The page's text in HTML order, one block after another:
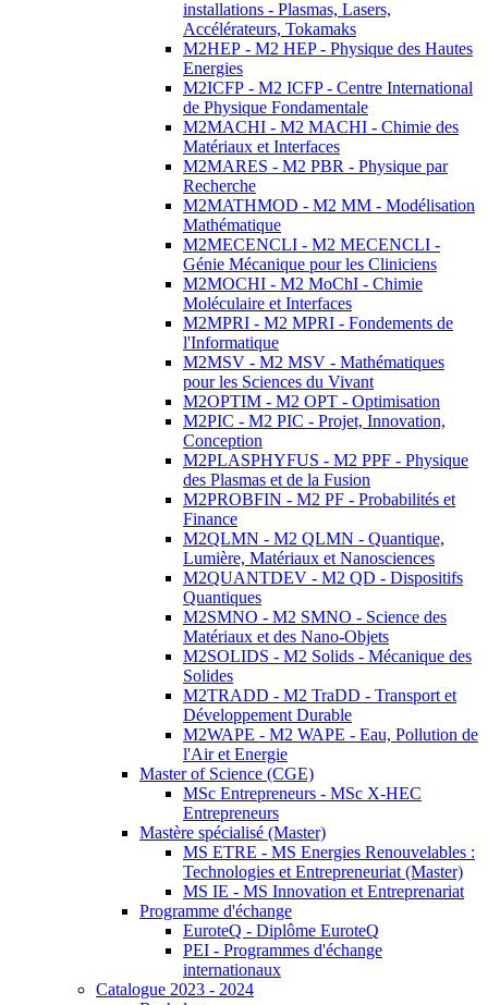
installations - Plasmas, Lasers,
Accélérateurs, Tokamaks
M2HEP - M2 HEP - Physique des Hautes
Energies
M2ICFP - M2 ICFP - Centre International
de Physique Fondamentale
M2MACHI - M2 MACHI - Chimie des
Matériaux et Interfaces
M2MARES - M2 PBR - Physique par
Recherche
M2MATHMOD - M2 MM - Modélisation
Mathématique
M2MECENCLI - M2 MECENCLI -
Génie Mécanique pour les Cliniciens
M2MOCHI - M2 MoChI - Chimie
Moléculaire et Interfaces
M2MPRI - M2 MPRI - Fondements de
l'Informatique
M2MSV - M2 MSV - Mathématiques
pour les Sciences du Vivant
M2OPTIM - M2 OPT - Optimisation
M2PIC - M2 PIC - Projet, Innovation,
Conception
M2PLASPHYFUS - M2 PPF - Physique
des Plasmas et de la Fusion
M2PROBFIN - M2 PF - Probabilités et
Finance
M2QLMN - M2 QLMN - Quantique,
Lumière, Matériaux et Nanosciences
M2QUANTDEV - M2 QD - Dispositifs
Quantiques
M2SMNO - M2 SMNO - Science des
Matériaux et des Nano-Objets
M2SOLIDS - M2 Solids - Mécanique des
Solides
M2TRADD - M2 TraDD - Transport et
Développement Durable
M2WAPE - M2 WAPE - Eau, Pollution de
l'Air et Energie
Master of Science (CGE)
MSc Entrepreneurs - MSc X-HEC
Entrepreneurs
Mastère spécialisé (Master)
MS ETRE - MS Energies Renouvelables :
Technologies et Entrepreneuriat (Master)
MS IE - MS Innovation et Entreprenariat
Programme d'échange
EuroteQ - Diplôme EuroteQ
PEI - Programmes d'échange
internationaux
Catalogue 2023 - 2024